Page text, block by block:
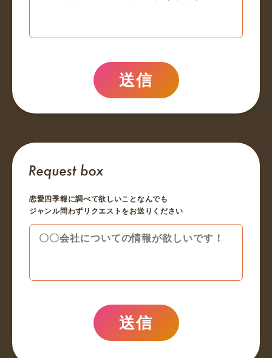
送信
恋愛四季報に調べて欲しいことなんでも
ジャンル問わずリクエストをお送りください
送信